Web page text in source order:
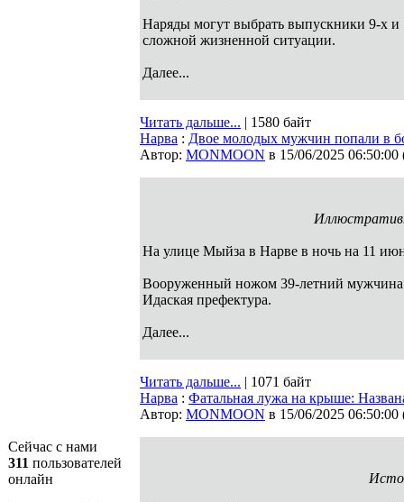
Сейчас с нами
311 пользователей
онлайн
Наряды могут выбрать выпускники 9-х и
сложной жизненной ситуации.
Далее...
Читать дальше... | 1580 байт
Нарва : Двое молодых мужчин попали в
Автор: MONMOON в 15/06/2025 06:50:00
На улице Мыйза в Нарве в ночь на 11
Вооруженный ножом 39-летний мужчина
Идаская префектура.
Далее...
Читать дальше... | 1071 байт
Нарва : Фатальная лужа на крыше:
Автор: MONMOON в 15/06/2025 06:50:00